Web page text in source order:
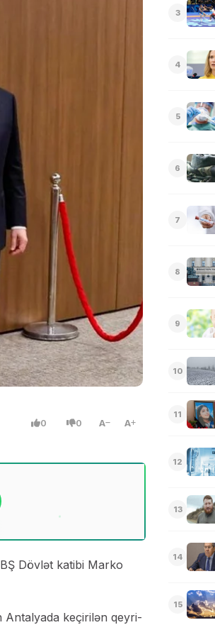
0 0 A A
Dövlət katibi Marko
Antalyada keçirilən qeyri-
3
4
5
6
7
8
9
10
11
12
13
14
15